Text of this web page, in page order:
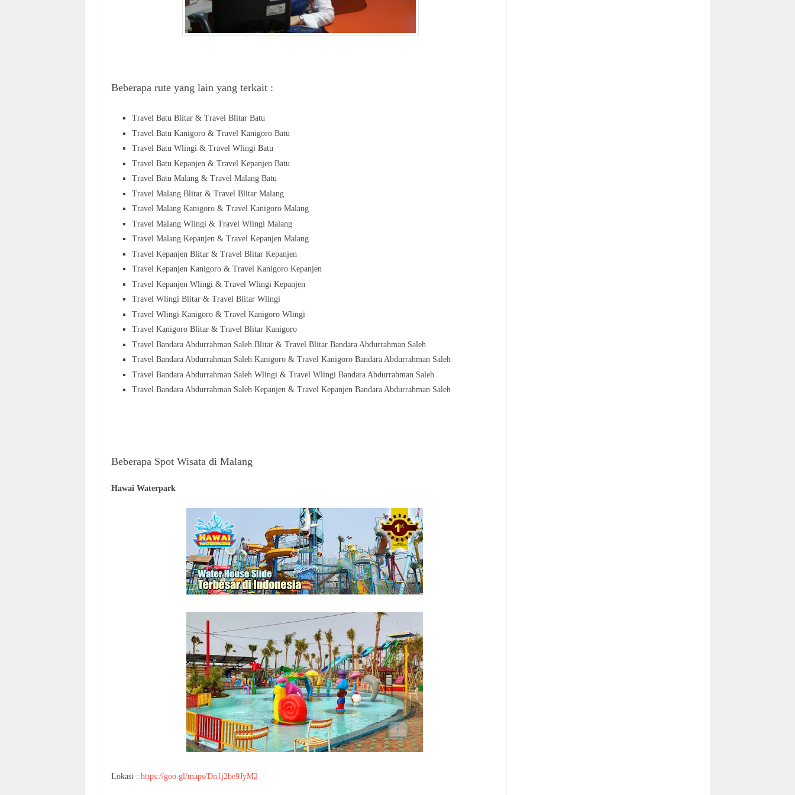
Beberapa rute yang lain yang terkait :
Travel Batu Blitar & Travel Blitar Batu
Travel Batu Kanigoro & Travel Kanigoro Batu
Travel Batu Wlingi & Travel Wlingi Batu
Travel Batu Kepanjen & Travel Kepanjen Batu
Travel Batu Malang & Travel Malang Batu
Travel Malang Blitar & Travel Blitar Malang
Travel Malang Kanigoro & Travel Kanigoro Malang
Travel Malang Wlingi & Travel Wlingi Malang
Travel Malang Kepanjen & Travel Kepanjen Malang
Travel Kepanjen Blitar & Travel Blitar Kepanjen
Travel Kepanjen Kanigoro & Travel Kanigoro Kepanjen
Travel Kepanjen Wlingi & Travel Wlingi Kepanjen
Travel Wlingi Blitar & Travel Blitar Wlingi
Travel Wlingi Kanigoro & Travel Kanigoro Wlingi
Travel Kanigoro Blitar & Travel Blitar Kanigoro
Travel Bandara Abdurrahman Saleh Blitar & Travel Blitar Bandara Abdurrahman Saleh
Travel Bandara Abdurrahman Saleh Kanigoro & Travel Kanigoro Bandara Abdurrahman Saleh
Travel Bandara Abdurrahman Saleh Wlingi & Travel Wlingi Bandara Abdurrahman Saleh
Travel Bandara Abdurrahman Saleh Kepanjen & Travel Kepanjen Bandara Abdurrahman Saleh
Beberapa Spot Wisata di Malang
Hawai Waterpark
Lokasi : https://goo.gl/maps/Dn1j2be9JyM2